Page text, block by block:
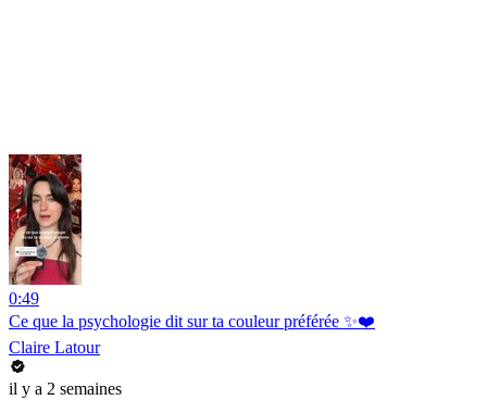
0:49
Ce que la psychologie dit sur ta couleur préférée ✨❤️
Claire Latour
il y a 2 semaines